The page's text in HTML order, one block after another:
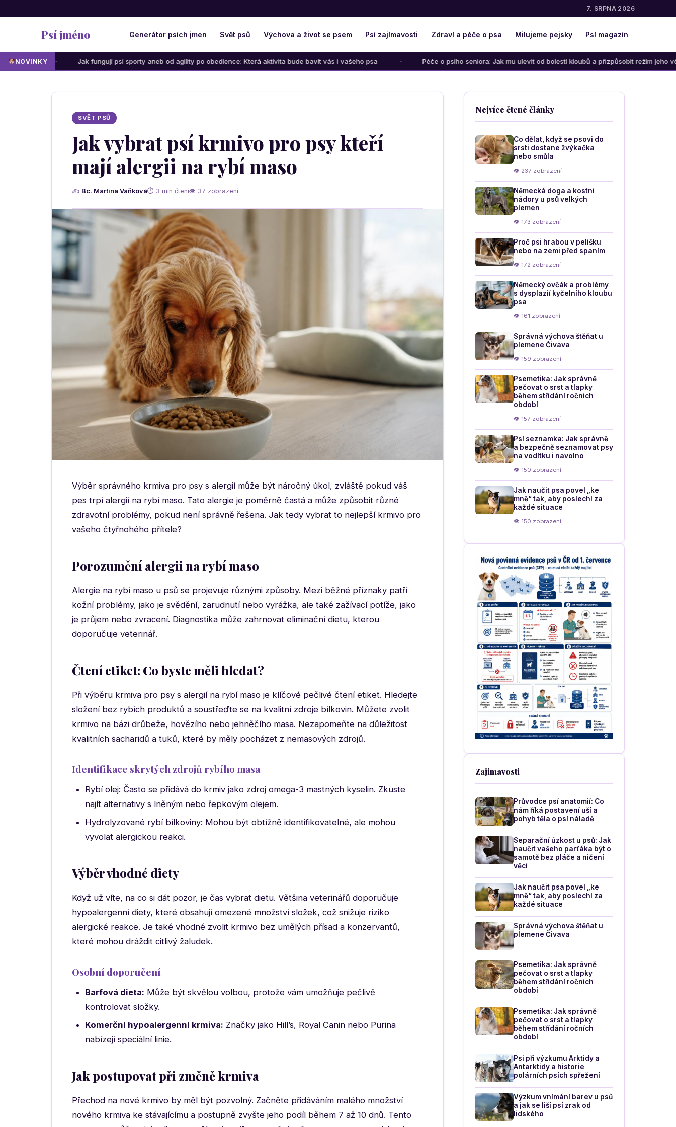
7. SRPNA 2026
Psí jméno Generátor psích jmen Svět psů Výchova a život se psem Psí zajímavosti Zdraví a péče o psa Milujeme pejsky Psí magazín
NOVINKY
Jak fungují psí sporty aneb od agility po obedience: Která aktivita bude bavit vás i vašeho psa Péče o psího seniora: Jak mu ulevit od bolesti kloubů a přizpůsobit režim jeho věku
SVĚT PSŮ
Jak vybrat psí krmivo pro psy kteří
mají alergii na rybí maso
✍ Bc. Martina Vaňková⏱ 3 min čtení👁 37 zobrazení
Výběr správného krmiva pro psy s alergií může být náročný úkol, zvláště pokud váš
pes trpí alergií na rybí maso. Tato alergie je poměrně častá a může způsobit různé
zdravotní problémy, pokud není správně řešena. Jak tedy vybrat to nejlepší krmivo pro
vašeho čtyřnohého přítele?
Porozumění alergii na rybí maso
Alergie na rybí maso u psů se projevuje různými způsoby. Mezi běžné příznaky patří
kožní problémy, jako je svědění, zarudnutí nebo vyrážka, ale také zažívací potíže, jako
je průjem nebo zvracení. Diagnostika může zahrnovat eliminační dietu, kterou
doporučuje veterinář.
Čtení etiket: Co byste měli hledat?
Při výběru krmiva pro psy s alergií na rybí maso je klíčové pečlivé čtení etiket. Hledejte
složení bez rybích produktů a soustřeďte se na kvalitní zdroje bílkovin. Můžete zvolit
krmivo na bázi drůbeže, hovězího nebo jehněčího masa. Nezapomeňte na důležitost
kvalitních sacharidů a tuků, které by měly pocházet z nemasových zdrojů.
Identifikace skrytých zdrojů rybího masa
Rybí olej: Často se přidává do krmiv jako zdroj omega-3 mastných kyselin. Zkuste
najít alternativy s lněným nebo řepkovým olejem.
Hydrolyzované rybí bílkoviny: Mohou být obtížně identifikovatelné, ale mohou
vyvolat alergickou reakci.
Výběr vhodné diety
Když už víte, na co si dát pozor, je čas vybrat dietu. Většina veterinářů doporučuje
hypoalergenní diety, které obsahují omezené množství složek, což snižuje riziko
alergické reakce. Je také vhodné zvolit krmivo bez umělých přísad a konzervantů,
které mohou dráždit citlivý žaludek.
Osobní doporučení
Barfová dieta: Může být skvělou volbou, protože vám umožňuje pečlivě
kontrolovat složky.
Komerční hypoalergenní krmiva: Značky jako Hill’s, Royal Canin nebo Purina
nabízejí speciální linie.
Jak postupovat při změně krmiva
Přechod na nové krmivo by měl být pozvolný. Začněte přidáváním malého množství
nového krmiva ke stávajícímu a postupně zvyšte jeho podíl během 7 až 10 dnů. Tento
Nejvíce čtené články
Co dělat, když se psovi do
srsti dostane žvýkačka
nebo smůla
👁 237 zobrazení
Německá doga a kostní
nádory u psů velkých
plemen
👁 173 zobrazení
Proč psi hrabou v pelíšku
nebo na zemi před spaním
👁 172 zobrazení
Německý ovčák a problémy
s dysplazií kyčelního kloubu
psa
👁 161 zobrazení
Správná výchova štěňat u
plemene Čivava
👁 159 zobrazení
Psemetika: Jak správně
pečovat o srst a tlapky
během střídání ročních
období
👁 157 zobrazení
Psí seznamka: Jak správně
a bezpečně seznamovat psy
na vodítku i navolno
👁 150 zobrazení
Jak naučit psa povel „ke
mně“ tak, aby poslechl za
každé situace
👁 150 zobrazení
Zajimavosti
Průvodce psí anatomií: Co
nám říká postavení uší a
pohyb těla o psí náladě
Separační úzkost u psů: Jak
naučit vašeho parťáka být o
samotě bez pláče a ničení
věcí
Jak naučit psa povel „ke
mně“ tak, aby poslechl za
každé situace
Správná výchova štěňat u
plemene Čivava
Psemetika: Jak správně
pečovat o srst a tlapky
během střídání ročních
období
Psemetika: Jak správně
pečovat o srst a tlapky
během střídání ročních
období
Psi při výzkumu Arktidy a
Antarktidy a historie
polárních psích spřežení
Výzkum vnímání barev u psů
a jak se liší psí zrak od
lidského